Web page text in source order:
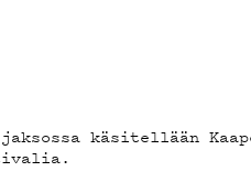
jaksossa käsitellään